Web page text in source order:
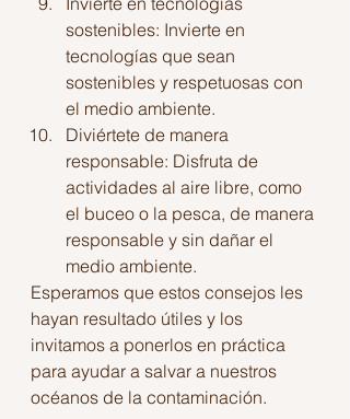
sostenibles: Invierte en
tecnologías que sean
sostenibles y respetuosas con
el medio ambiente.
Diviértete de manera
responsable: Disfruta de
actividades al aire libre, como
el buceo o la pesca, de manera
responsable y sin dañar el
medio ambiente.
Esperamos que estos consejos les
hayan resultado útiles y los
invitamos a ponerlos en práctica
para ayudar a salvar a nuestros
océanos de la contaminación.